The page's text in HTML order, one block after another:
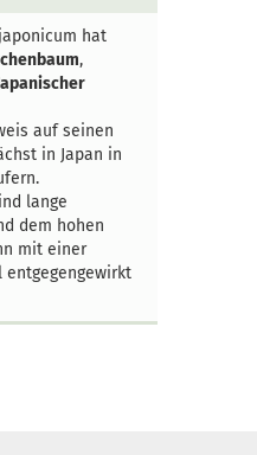
hat
,
auf seinen
in Japan in
lange
dem hohen
mit einer
entgegengewirkt